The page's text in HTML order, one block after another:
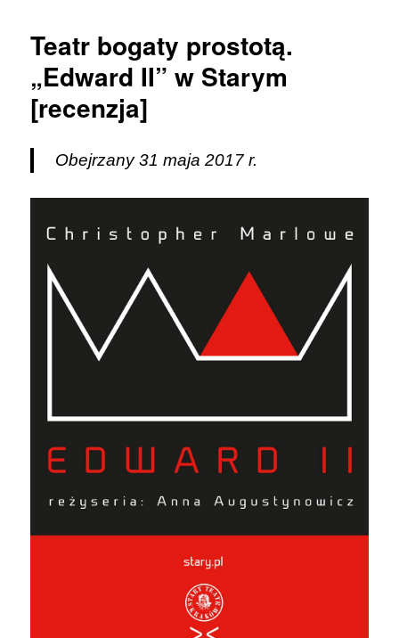
Teatr bogaty prostotą.
„Edward II” w Starym
[recenzja]
Obejrzany 31 maja 2017 r.